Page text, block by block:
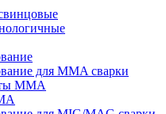
для MMA сварки
MMA